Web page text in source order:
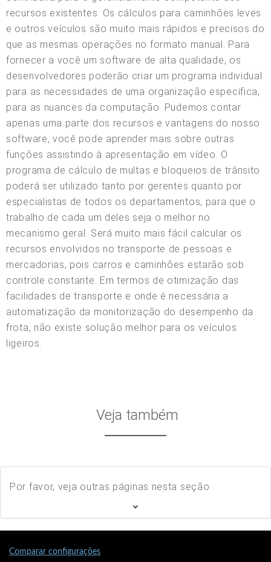
Veja também
Por favor, veja outras páginas nesta seção
Comparar configurações